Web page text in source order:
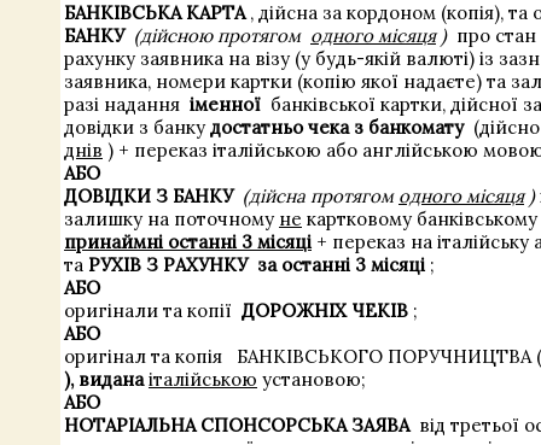
БАНКІВСЬКА КАРТА, дійсна за кордоном (копія), та
БАНКУ (дійсною протягом одного місяця)про стан
рахунку заявника на візу (у будь-якій валюті) із
заявника, номери картки (копію якої надаєте) та
разі надання іменної банківської картки, дійсної
довідки з банку достатньо чека з банкомату
днів ) + переказ італійською або англійською
АБО
ДОВІДКИ З БАНКУ (дійсна протягом одного місяця)
залишку на поточному не картковому
принаймні останні 3 місяці + переказ на італійську
та РУХІВ З РАХУНКУ за останні 3 місяці ;
АБО
оригінали та копії ДОРОЖНІХ ЧЕКІВ ;
АБО
оригінал та копія
БАНКІВСЬКОГО ПОРУЧНИЦТВА
), виданаіталійською установою;
АБО
НОТАРІАЛЬНА СПОНСОРСЬКА ЗАЯВАвід третьої